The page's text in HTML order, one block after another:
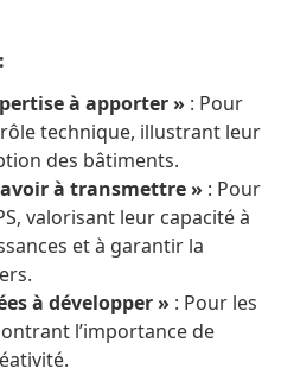
à apporter » : Pour
technique, illustrant leur
des bâtiments.
à transmettre » : Pour
valorisant leur capacité à
et à garantir la
à développer » : Pour les
l’importance de